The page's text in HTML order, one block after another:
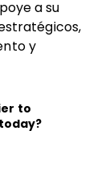
a su
y
to